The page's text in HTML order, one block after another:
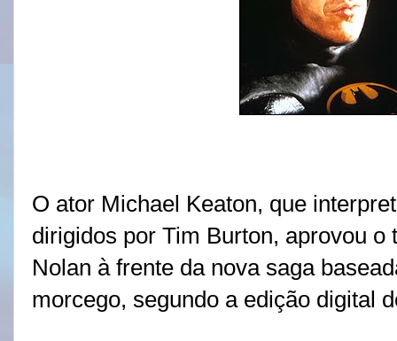
O ator Michael Keaton, que
dirigidos por Tim Burton, aprovou
Nolan à frente da nova saga
morcego, segundo a edição digital